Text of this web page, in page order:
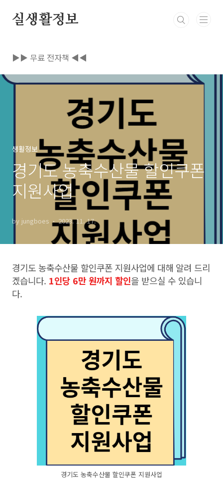
실생활정보
▶▶ 무료 전자책 ◀◀
생활정보
경기도 농축수산물 할인쿠폰
지원사업
by jungboes 2023. 11. 17.
경기도 농축수산물 할인쿠폰 지원사업에 대해 알려 드리
겠습니다. 1인당 6만 원까지 할인을 받으실 수 있습니
다.
경기도 농축수산물 할인쿠폰 지원사업